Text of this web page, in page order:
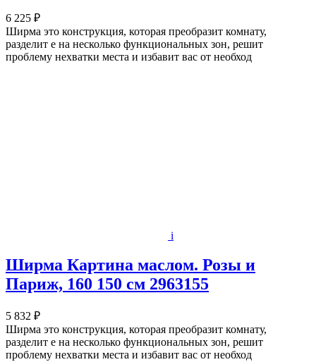
6 225 ₽
Ширма это конструкция, которая преобразит комнату,
разделит е на несколько функциональных зон, решит
проблему нехватки места и избавит вас от необход
i
Ширма Картина маслом. Розы и
Париж, 160 150 см 2963155
5 832 ₽
Ширма это конструкция, которая преобразит комнату,
разделит е на несколько функциональных зон, решит
проблему нехватки места и избавит вас от необход